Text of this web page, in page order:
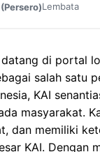
Lembata
di portal
salah satu
KAI
masyarakat.
dan memiliki
KAI. Dengan